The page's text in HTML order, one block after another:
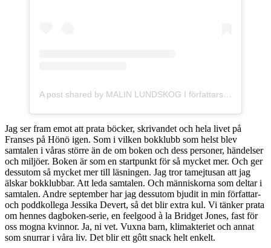
Jag ser fram emot att prata böcker, skrivandet och hela livet på
Franses på Hönö igen. Som i vilken bokklubb som helst blev
samtalen i våras större än de om boken och dess personer, händelser
och miljöer. Boken är som en startpunkt för så mycket mer. Och ger
dessutom så mycket mer till läsningen. Jag tror tamejtusan att jag
älskar bokklubbar. Att leda samtalen. Och människorna som deltar i
samtalen. Andre september har jag dessutom bjudit in min författar-
och poddkollega Jessika Devert, så det blir extra kul. Vi tänker prata
om hennes dagboken-serie, en feelgood à la Bridget Jones, fast för
oss mogna kvinnor. Ja, ni vet. Vuxna barn, klimakteriet och annat
som snurrar i våra liv. Det blir ett gôtt snack helt enkelt.